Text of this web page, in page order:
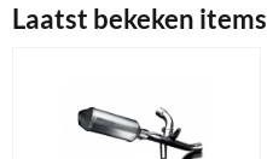
Laatst bekeken items